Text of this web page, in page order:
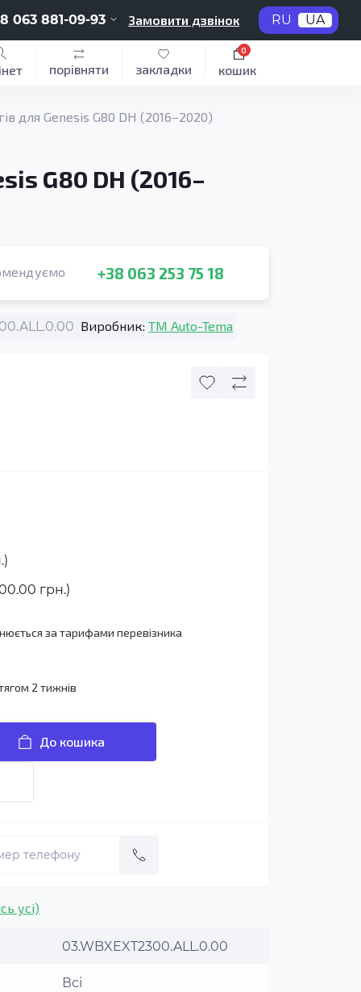
063 881-09-93 Замовити дзвінок RU UA
порівняти закладки кошик
0
для Genesis G80 DH (2016–2020)
G80 DH (2016–
+38 063 253 75 18
Виробник: TM Auto-Tema
грн.)
за тарифами перевізника
2 тижнів
До кошика
усі)
03.WBXEXT2300.ALL.0.00
Всі